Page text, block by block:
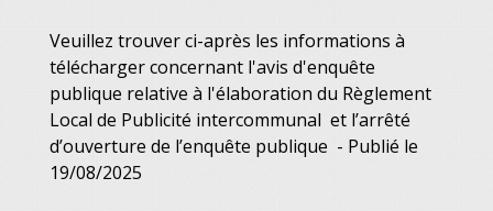
Veuillez trouver ci-après les informations à
télécharger concernant l'avis d'enquête
publique relative à l'élaboration du Règlement
Local de Publicité intercommunal et l’arrêté
d’ouverture de l’enquête publique - Publié le
19/08/2025